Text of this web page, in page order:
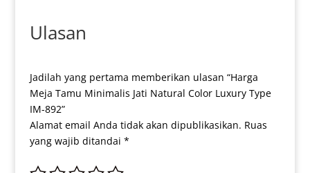
Ulasan
Jadilah yang pertama memberikan ulasan “Harga
Meja Tamu Minimalis Jati Natural Color Luxury Type
IM-892”
Alamat email Anda tidak akan dipublikasikan. Ruas
yang wajib ditandai *